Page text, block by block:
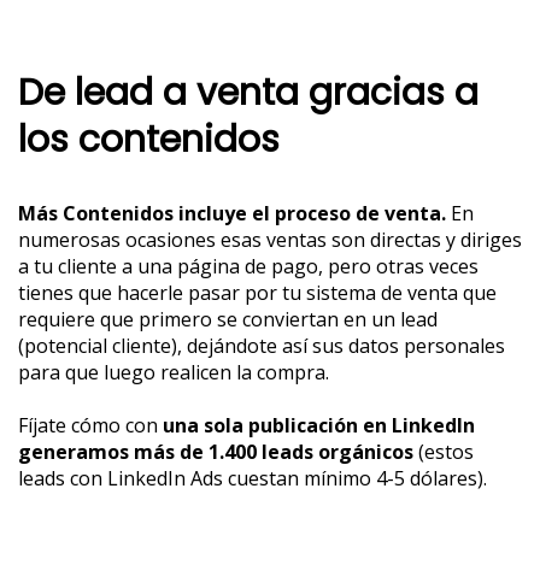
De lead a venta gracias a
los contenidos
Más Contenidos incluye el proceso de venta. En
numerosas ocasiones esas ventas son directas y diriges
a tu cliente a una página de pago, pero otras veces
tienes que hacerle pasar por tu sistema de venta que
requiere que primero se conviertan en un lead
(potencial cliente), dejándote así sus datos personales
para que luego realicen la compra.
Fíjate cómo con una sola publicación en LinkedIn
generamos más de 1.400 leads orgánicos(estos
leads con LinkedIn Ads cuestan mínimo 4-5 dólares).